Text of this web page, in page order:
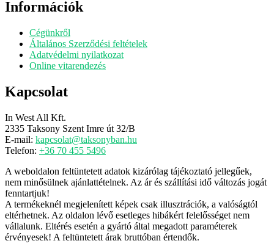
Információk
Cégünkről
Általános Szerződési feltételek
Adatvédelmi nyilatkozat
Online vitarendezés
Kapcsolat
In West All Kft.
2335 Taksony Szent Imre út 32/B
E-mail: kapcsolat@taksonyban.hu
Telefon: +36 70 455 5496
A weboldalon feltüntetett adatok kizárólag tájékoztató jellegűek,
nem minősülnek ajánlattételnek. Az ár és szállítási idő változás jogát
fenntartjuk!
A termékeknél megjelenített képek csak illusztrációk, a valóságtól
eltérhetnek. Az oldalon lévő esetleges hibákért felelősséget nem
vállalunk. Eltérés esetén a gyártó által megadott paraméterek
érvényesek! A feltüntetett árak bruttóban értendők.